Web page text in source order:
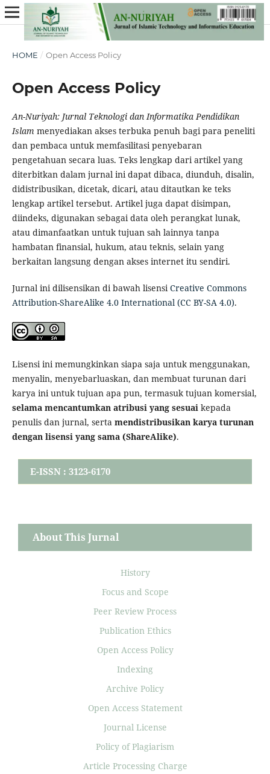
HOME / Open Access Policy
Open Access Policy
An-Nuriyah: Jurnal Teknologi dan Informatika Pendidikan
Islam menyediakan akses terbuka penuh bagi para peneliti
dan pembaca untuk memfasilitasi penyebaran
pengetahuan secara luas. Teks lengkap dari artikel yang
diterbitkan dalam jurnal ini dapat dibaca, diunduh, disalin,
didistribusikan, dicetak, dicari, atau ditautkan ke teks
lengkap artikel tersebut. Artikel juga dapat disimpan,
diindeks, digunakan sebagai data oleh perangkat lunak,
atau dimanfaatkan untuk tujuan sah lainnya tanpa
hambatan finansial, hukum, atau teknis, selain yang
berkaitan langsung dengan akses internet itu sendiri.
Jurnal ini dilisensikan di bawah lisensiCreative Commons
Attribution-ShareAlike 4.0 International (CC BY-SA 4.0).
Lisensi ini memungkinkan siapa saja untuk menggunakan,
menyalin, menyebarluaskan, dan membuat turunan dari
karya ini untuk tujuan apa pun, termasuk tujuan komersial,
selama mencantumkan atribusi yang sesuaikepada
penulis dan jurnal, serta mendistribusikan karya turunan
dengan lisensi yang sama (ShareAlike).
E-ISSN : 3123-6170
About This Jurnal
History
Focus and Scope
Peer Review Process
Publication Ethics
Open Access Policy
Indexing
Archive Policy
Open Access Statement
Journal License
Policy of Plagiarism
Article Processing Charge